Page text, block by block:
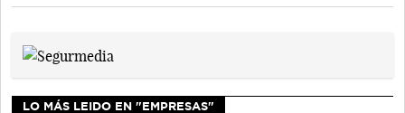
LO MÁS LEIDO EN "EMPRESAS"